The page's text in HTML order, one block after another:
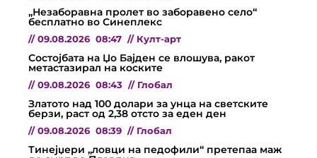
„Незаборавна пролет во заборавено село“
бесплатно во Синеплекс
// 09.08.2026 08:47 // Култ-арт
Состојбата на Џо Бајден се влошува, ракот
метастазирал на коските
// 09.08.2026 08:43 // Глобал
Златото над 100 долари за унца на светските
берзи, раст од 2,38 отсто за еден ден
// 09.08.2026 08:39 // Глобал
Тинејџери „ловци на педофили“ претепаа маж